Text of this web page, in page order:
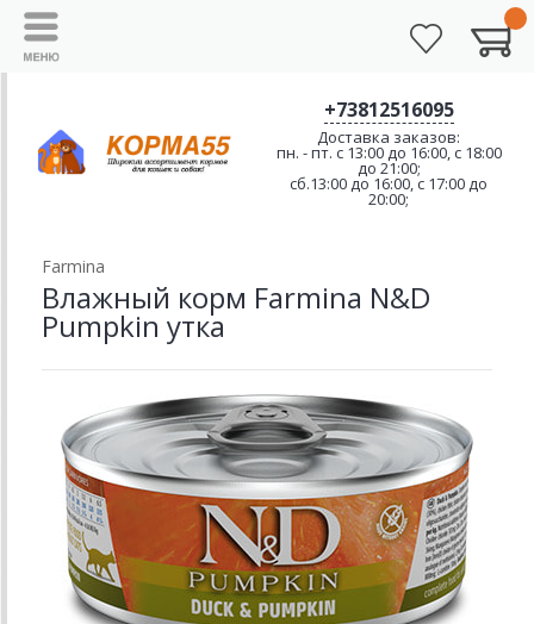
+73812516095
Доставка заказов:
пн. - пт. с 13:00 до 16:00, с 18:00
до 21:00;
сб.13:00 до 16:00, с 17:00 до
20:00;
Farmina
Влажный корм Farmina N&D
Pumpkin утка